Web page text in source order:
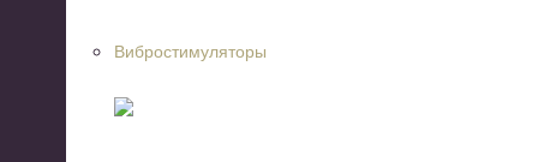
Вибростимуляторы